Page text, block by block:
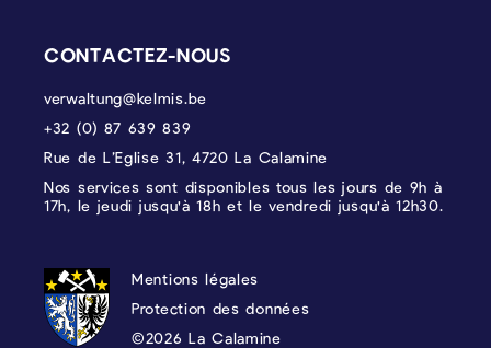
CONTACTEZ-NOUS
verwaltung@kelmis.be
+32 (0) 87 639 839
Rue de L’Eglise 31, 4720 La Calamine
Nos services sont disponibles tous les jours de 9h à
17h, le jeudi jusqu'à 18h et le vendredi jusqu'à 12h30.
PROTECTION DES DONNÉES, MENTIONS
Mentions légales
Protection des données
©2026 La Calamine